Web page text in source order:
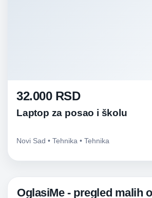
32.000 RSD
Laptop za posao i školu
Novi Sad • Tehnika • Tehnika
OglasiMe - pregled malih